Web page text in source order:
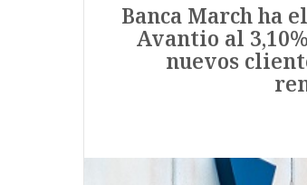
Banca March ha
Avantio al
nuevos